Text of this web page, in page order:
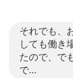
それでも、
しても働き
たので、で
で…